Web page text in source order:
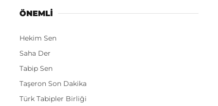
ÖNEMLI
Hekim Sen
Saha Der
Tabip Sen
Taşeron Son Dakika
Türk Tabipler Birliği